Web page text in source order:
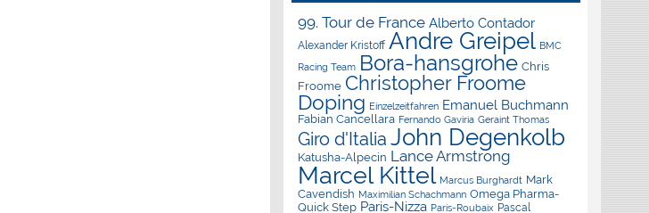
99. Tour de France Alberto Contador
Alexander Kristoff Andre Greipel BMC
Racing Team Bora-hansgrohe Chris
Froome Christopher Froome
Doping Einzelzeitfahren Emanuel Buchmann
Fabian Cancellara Fernando Gaviria Geraint Thomas
Giro d'Italia John Degenkolb
Katusha-Alpecin Lance Armstrong
Marcel Kittel Marcus Burghardt Mark
Cavendish Maximilian Schachmann Omega Pharma-
Quick Step Paris-Nizza Paris-Roubaix Pascal